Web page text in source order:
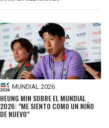
MUNDIAL 2026
HEUNG MIN SOBRE EL MUNDIAL
2026: "ME SIENTO COMO UN NIÑO
DE NUEVO"